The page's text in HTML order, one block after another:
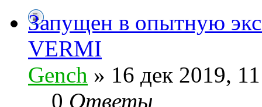
Запущен в опытную
VERMI
Gench » 16 дек 2019,
0 Ответы